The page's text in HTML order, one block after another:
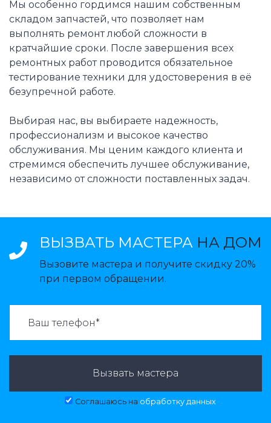
Мы особенно гордимся нашим собственным
складом запчастей, что позволяет нам
выполнять ремонт любой сложности в
кратчайшие сроки. После завершения всех
ремонтных работ проводится обязательное
тестирование техники для удостоверения в её
безупречной работе.
Выбирая нас, вы выбираете надежность,
профессионализм и высокое качество
обслуживания. Мы ценим каждого клиента и
стремимся обеспечить лучшее обслуживание,
независимо от сложности поставленных задач.
ВЫЗВАТЬ МАСТЕРА НА ДОМ
Вызовите мастера и получите скидку 20%
при первом обращении.
Вызвать мастера
Соглашаюсь на обработку данных